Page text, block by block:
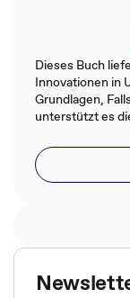
Dieses Buch
Innovationen in
Grundlagen,
unterstützt es